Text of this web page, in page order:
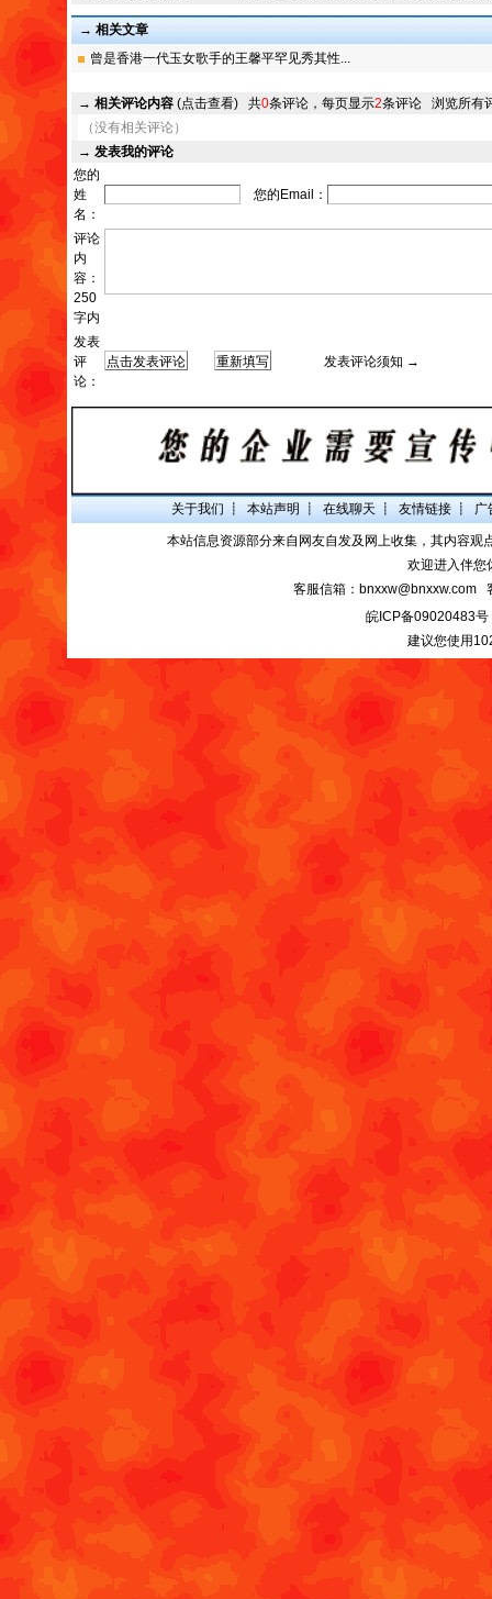
→ 相关文章
曾是香港一代玉女歌手的王馨平罕见秀其性...
→ 相关评论内容 (点击查看) 共0条评论，每页显示2条评论 浏览所有
（没有相关评论）
→ 发表我的评论
您的
姓
名：
您的Email：
评论
内
容：
250
字内
发表
评
论：
发表评论须知 →
关于我们 ┋ 本站声明 ┋ 在线聊天 ┋ 友情链接 ┋ 广
本站信息资源部分来自网友自发及网上收集，其内容
欢迎进入伴您
客服信箱：bnxxw@bnxxw.com
皖ICP备09020483号
建议您使用